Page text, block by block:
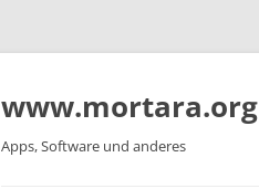
www.mortara.org
Apps, Software und anderes